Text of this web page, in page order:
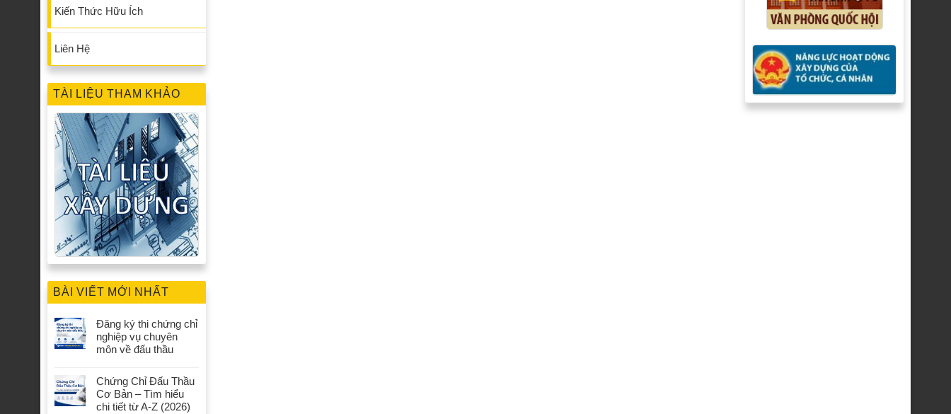
Kiến Thức Hữu Ích
Liên Hệ
TÀI LIỆU THAM KHẢO
BÀI VIẾT MỚI NHẤT
Đăng ký thi chứng chỉ
nghiệp vụ chuyên
môn về đấu thầu
Chứng Chỉ Đấu Thầu
Cơ Bản – Tìm hiểu
chi tiết từ A-Z (2026)